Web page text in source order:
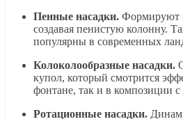
Пенные насадки. Формируют
создавая пенистую колонну.
популярны в современных
Колоколообразные насадки.
купол, который смотрится
фонтане, так и в композиции
Ротационные насадки.